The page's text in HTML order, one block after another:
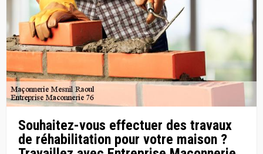
Souhaitez-vous effectuer des travaux
de réhabilitation pour votre maison ?